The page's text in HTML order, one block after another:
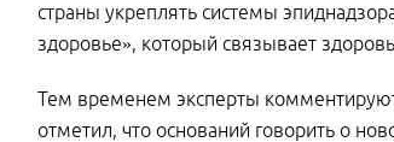
страны укреплять системы
здоровье», который связывает
Тем временем эксперты
отметил, что оснований говорить о